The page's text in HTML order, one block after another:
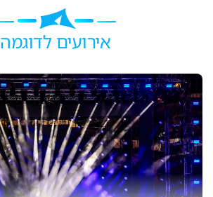
אירועים לדוגמה